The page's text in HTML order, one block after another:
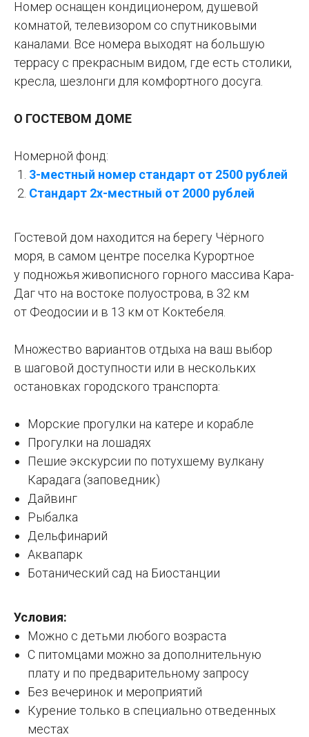
Номер оснащен кондиционером, душевой
комнатой, телевизором со спутниковыми
каналами. Все номера выходят на большую
террасу с прекрасным видом, где есть столики,
кресла, шезлонги для комфортного досуга.
О ГОСТЕВОМ ДОМЕ
Номерной фонд:
3-местный номер стандарт от 2500 рублей
Стандарт 2х-местный от 2000 рублей
Гостевой дом находится на берегу Чёрного
моря, в самом центре поселка Курортное
у подножья живописного горного массива Кара-
Даг что на востоке полуострова, в 32 км
от Феодосии и в 13 км от Коктебеля.
Множество вариантов отдыха на ваш выбор
в шаговой доступности или в нескольких
остановках городского транспорта:
Морские прогулки на катере и корабле
Прогулки на лошадях
Пешие экскурсии по потухшему вулкану
Карадага (заповедник)
Дайвинг
Рыбалка
Дельфинарий
Аквапарк
Ботанический сад на Биостанции
Условия:
Можно с детьми любого возраста
С питомцами можно за дополнительную
плату и по предварительному запросу
Без вечеринок и мероприятий
Курение только в специально отведенных
местах